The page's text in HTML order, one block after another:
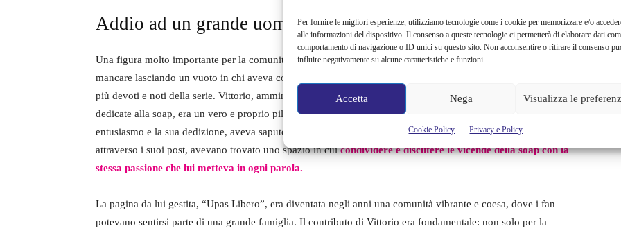
Per fornire le migliori esperienze, utilizziamo tecnologie come i cookie per memorizzare e/o
alle informazioni del dispositivo. Il consenso a queste tecnologie ci permetterà di elaborare dati
comportamento di navigazione o ID unici su questo sito. Non acconsentire o ritirare il consenso
influire negativamente su alcune caratteristiche e funzioni.
Accetta Nega Visualizza le
Cookie Policy Privacy e Policy
Addio ad un grande uomo…
Una figura molto importante per la comunità della soap più longeva della televisione italiana è venuta a
mancare lasciando un vuoto in chi aveva conosciuto il suo lavoro. Si tratta di
più devoti e noti della serie. Vittorio, amministratore per oltre dieci anni di una delle pagine social più seguite
dedicate alla soap, era un vero e proprio pilastro per i fan di“Un Posto al Sole”. C
entusiasmo e la sua dedizione, aveva saputo creare un punto di riferimento per migliaia di appassionati che,
attraverso i suoi post, avevano trovato uno spazio in cuicondividere e discutere le vicende della soap con la
stessa passione che lui metteva in ogni parola.
La pagina da lui gestita, “Upas Libero”, era diventata negli anni una comunità vibrante e coesa, dove i fan
potevano sentirsi parte di una grande famiglia. Il contributo di Vittorio era fondamentale: non solo per la